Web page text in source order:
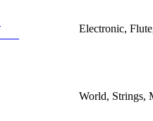
Electronic,
World, Strings,